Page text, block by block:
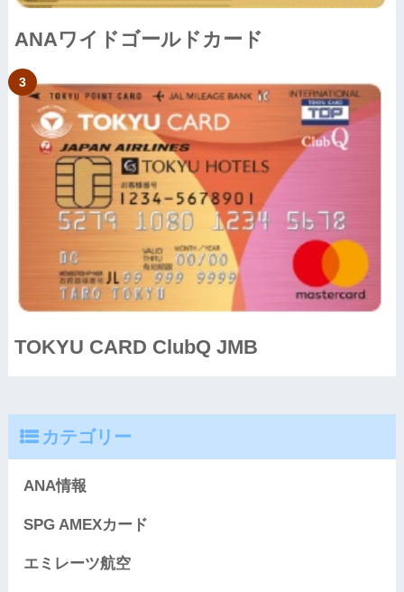
ANAワイドゴールドカード
TOKYU CARD ClubQ JMB
カテゴリー
ANA情報
SPG AMEXカード
エミレーツ航空